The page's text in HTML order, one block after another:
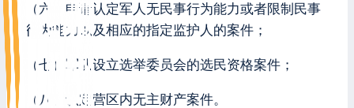
（六）申请认定军人无民事行为能力或者限制民事
行为能力以及相应的指定监护人的案件；
（七）军队设立选举委员会的选民资格案件；
（八）认定营区内无主财产案件。